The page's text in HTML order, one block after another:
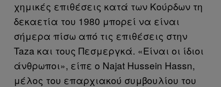
χημικές επιθέσεις κατά των Κούρδων τη
δεκαετία του 1980 μπορεί να είναι
σήμερα πίσω από τις επιθέσεις στην
Taza και τους Πεσμεργκά. «Είναι οι ίδιοι
άνθρωποι», είπε ο Najat Hussein Hassn,
μέλος του επαρχιακού συμβουλίου του